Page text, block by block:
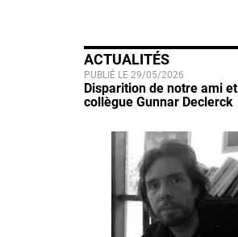
ACTUALITÉS
PUBLIÉ LE 29/05/2026
Disparition de notre ami et
collègue Gunnar Declerck